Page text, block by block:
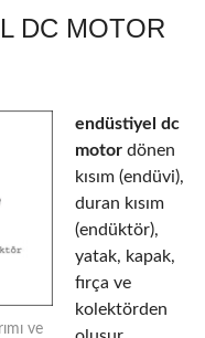
DC MOTOR
ve
endüstiyel dc
motor dönen
kısım (endüvi),
duran kısım
(endüktör),
yatak, kapak,
fırça ve
kolektörden